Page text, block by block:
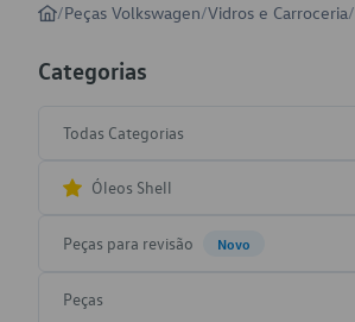
/Peças Volkswagen/Vidros e Carroceria/
Categorias
Todas Categorias
Óleos Shell
Peças para revisão Novo
Peças